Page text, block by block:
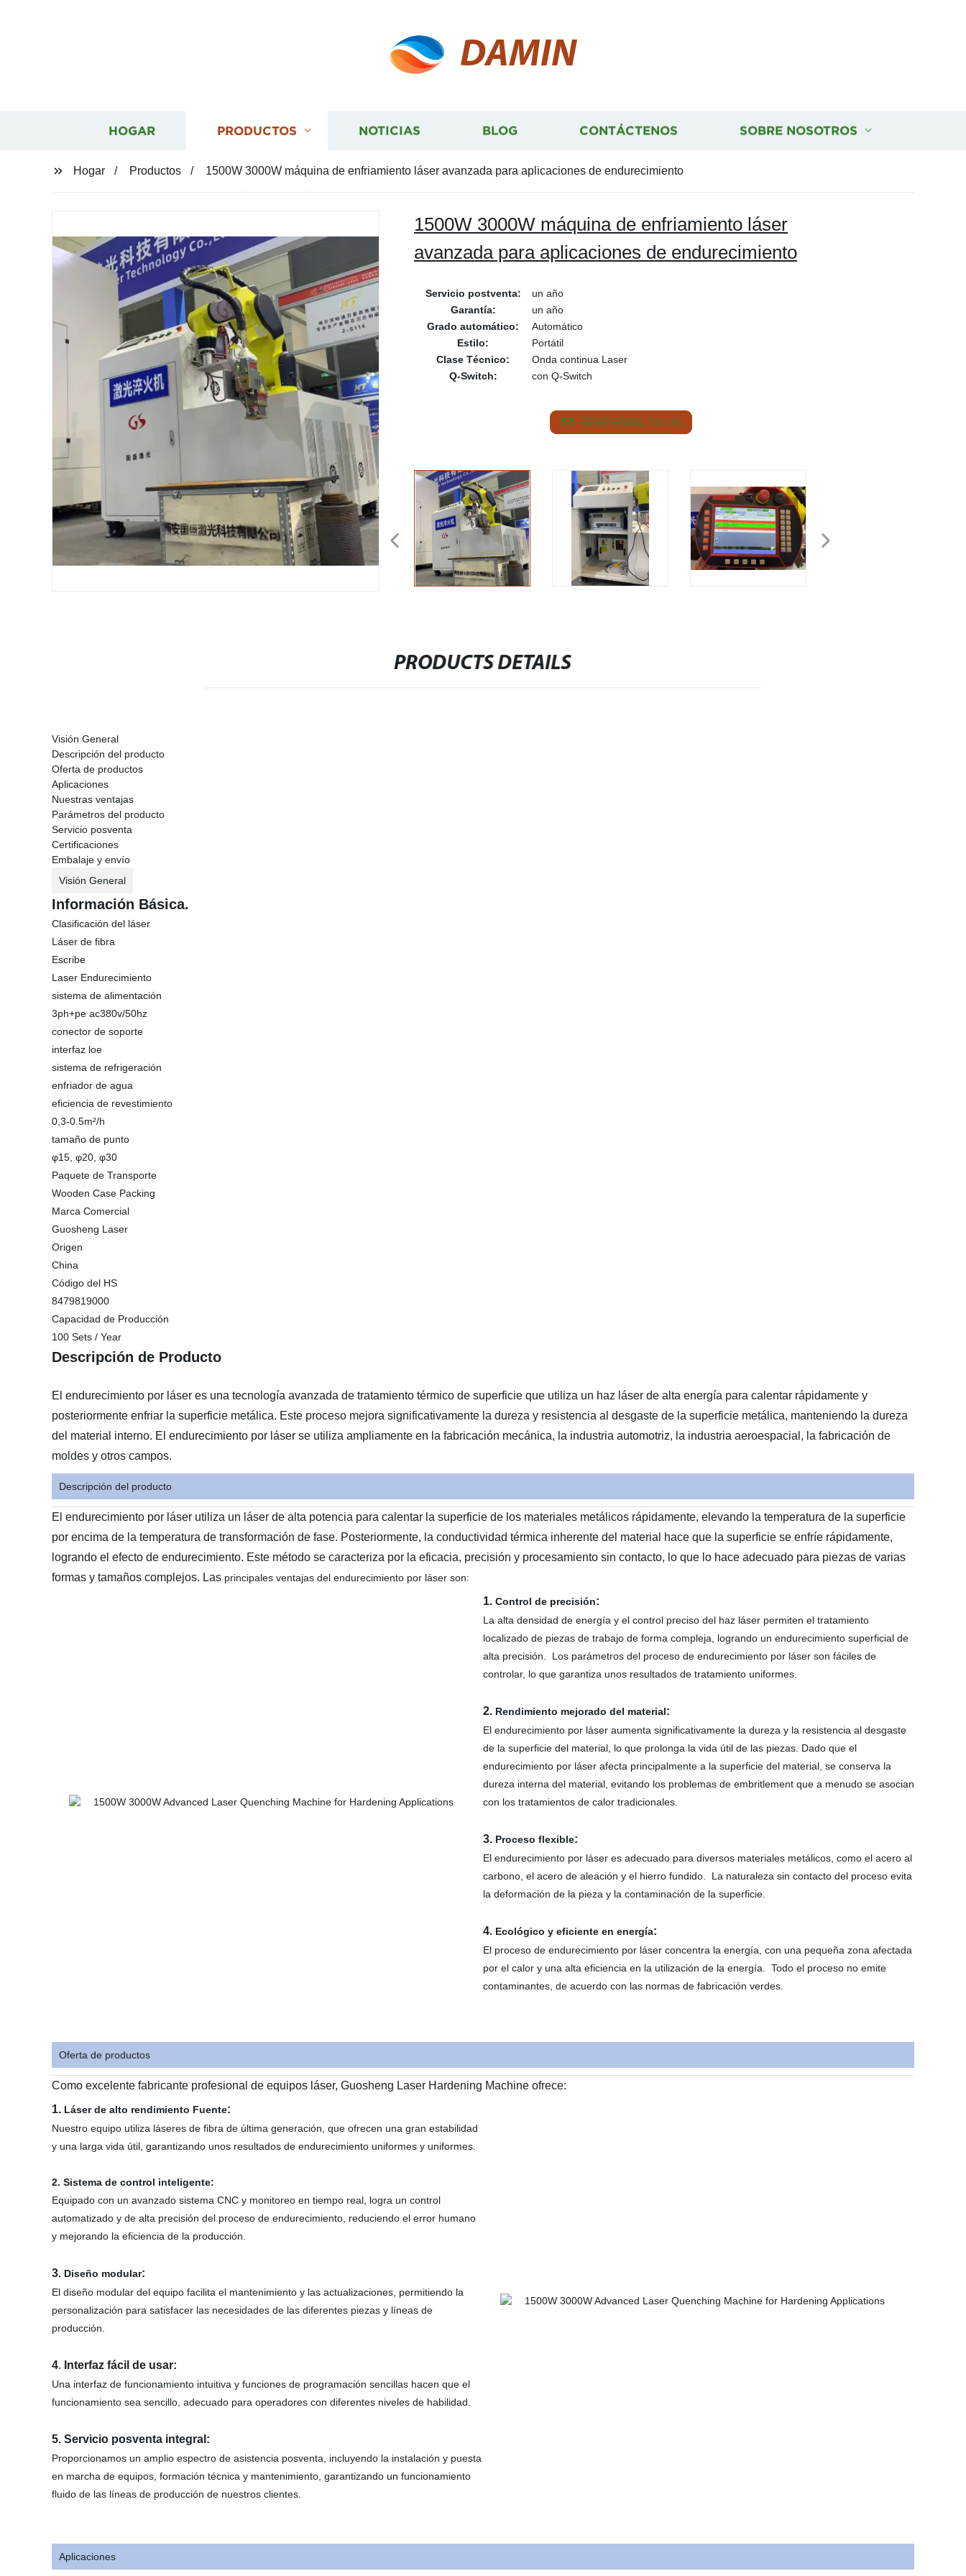
DAMIN
HOGAR PRODUCTOS NOTICIAS BLOG CONTÁCTENOS SOBRE NOSOTROS
Hogar Productos 1500W 3000W máquina de enfriamiento láser avanzada para aplicaciones de endurecimiento
1500W 3000W máquina de enfriamiento láser
avanzada para aplicaciones de endurecimiento
Servicio postventa:
un año
Garantía:
un año
Grado automático:
Automático
Estilo:
Portátil
Clase Técnico:
Onda continua Laser
Q-Switch:
con Q-Switch
SEND EMAIL TO US
PRODUCTS DETAILS
Visión General
Descripción del producto
Oferta de productos
Aplicaciones
Nuestras ventajas
Parámetros del producto
Servicio posventa
Certificaciones
Embalaje y envío
Visión General
Información Básica.
Clasificación del láser
Láser de fibra
Escribe
Laser Endurecimiento
sistema de alimentación
3ph+pe ac380v/50hz
conector de soporte
interfaz loe
sistema de refrigeración
enfriador de agua
eficiencia de revestimiento
0,3-0.5m²/h
tamaño de punto
φ15, φ20, φ30
Paquete de Transporte
Wooden Case Packing
Marca Comercial
Guosheng Laser
Origen
China
Código del HS
8479819000
Capacidad de Producción
100 Sets / Year
Descripción de Producto
El endurecimiento por láser es una tecnología avanzada de tratamiento térmico de superficie que utiliza un haz láser de alta energía para calentar rápidamente y
posteriormente enfriar la superficie metálica. Este proceso mejora significativamente la dureza y resistencia al desgaste de la superficie metálica, manteniendo la dureza
del material interno. El endurecimiento por láser se utiliza ampliamente en la fabricación mecánica, la industria automotriz, la industria aeroespacial, la fabricación de
moldes y otros campos.
Descripción del producto
El endurecimiento por láser utiliza un láser de alta potencia para calentar la superficie de los materiales metálicos rápidamente, elevando la temperatura de la superficie
por encima de la temperatura de transformación de fase. Posteriormente, la conductividad térmica inherente del material hace que la superficie se enfríe rápidamente,
logrando el efecto de endurecimiento. Este método se caracteriza por la eficacia, precisión y procesamiento sin contacto, lo que lo hace adecuado para piezas de varias
formas y tamaños complejos. Las principales ventajas del endurecimiento por láser son:
1. Control de precisión:
La alta densidad de energía y el control preciso del haz láser permiten el tratamiento
localizado de piezas de trabajo de forma compleja, logrando un endurecimiento superficial de
alta precisión. Los parámetros del proceso de endurecimiento por láser son fáciles de
controlar, lo que garantiza unos resultados de tratamiento uniformes.
2. Rendimiento mejorado del material:
El endurecimiento por láser aumenta significativamente la dureza y la resistencia al desgaste
de la superficie del material, lo que prolonga la vida útil de las piezas. Dado que el
endurecimiento por láser afecta principalmente a la superficie del material, se conserva la
dureza interna del material, evitando los problemas de embritlement que a menudo se asocian
con los tratamientos de calor tradicionales.
3. Proceso flexible:
El endurecimiento por láser es adecuado para diversos materiales metálicos, como el acero al
carbono, el acero de aleación y el hierro fundido. La naturaleza sin contacto del proceso evita
la deformación de la pieza y la contaminación de la superficie.
4. Ecológico y eficiente en energía:
El proceso de endurecimiento por láser concentra la energía, con una pequeña zona afectada
por el calor y una alta eficiencia en la utilización de la energía. Todo el proceso no emite
contaminantes, de acuerdo con las normas de fabricación verdes.
Oferta de productos
Como excelente fabricante profesional de equipos láser, Guosheng Laser Hardening Machine ofrece:
1. Láser de alto rendimiento Fuente:
Nuestro equipo utiliza láseres de fibra de última generación, que ofrecen una gran estabilidad
y una larga vida útil, garantizando unos resultados de endurecimiento uniformes y uniformes.
2. Sistema de control inteligente:
Equipado con un avanzado sistema CNC y monitoreo en tiempo real, logra un control
automatizado y de alta precisión del proceso de endurecimiento, reduciendo el error humano
y mejorando la eficiencia de la producción.
3. Diseño modular:
El diseño modular del equipo facilita el mantenimiento y las actualizaciones, permitiendo la
personalización para satisfacer las necesidades de las diferentes piezas y líneas de
producción.
4. Interfaz fácil de usar:
Una interfaz de funcionamiento intuitiva y funciones de programación sencillas hacen que el
funcionamiento sea sencillo, adecuado para operadores con diferentes niveles de habilidad.
5. Servicio posventa integral:
Proporcionamos un amplio espectro de asistencia posventa, incluyendo la instalación y puesta
en marcha de equipos, formación técnica y mantenimiento, garantizando un funcionamiento
fluido de las líneas de producción de nuestros clientes.
Aplicaciones